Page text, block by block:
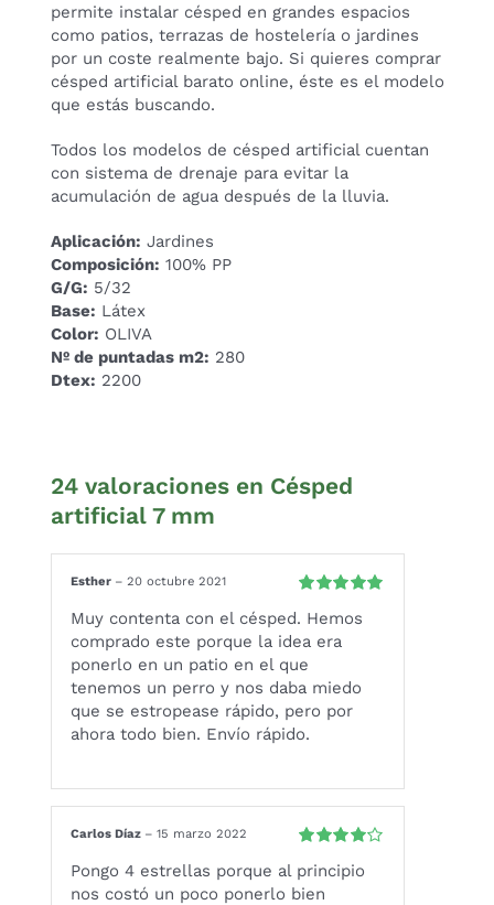
permite instalar césped en grandes espacios
como patios, terrazas de hostelería o jardines
por un coste realmente bajo. Si quieres comprar
césped artificial barato online, éste es el modelo
que estás buscando.
Todos los modelos de césped artificial cuentan
con sistema de drenaje para evitar la
acumulación de agua después de la lluvia.
Aplicación: Jardines
Composición: 100% PP
G/G: 5/32
Base: Látex
Color: OLIVA
Nº de puntadas m2: 280
Dtex: 2200
24 valoraciones en Césped
artificial 7 mm
con5 de 5
Esther – 20 octubre 2021
Muy contenta con el césped. Hemos
comprado este porque la idea era
ponerlo en un patio en el que
tenemos un perro y nos daba miedo
que se estropease rápido, pero por
ahora todo bien. Envío rápido.
con4de 5
Carlos Díaz – 15 marzo 2022
Pongo 4 estrellas porque al principio
nos costó un poco ponerlo bien